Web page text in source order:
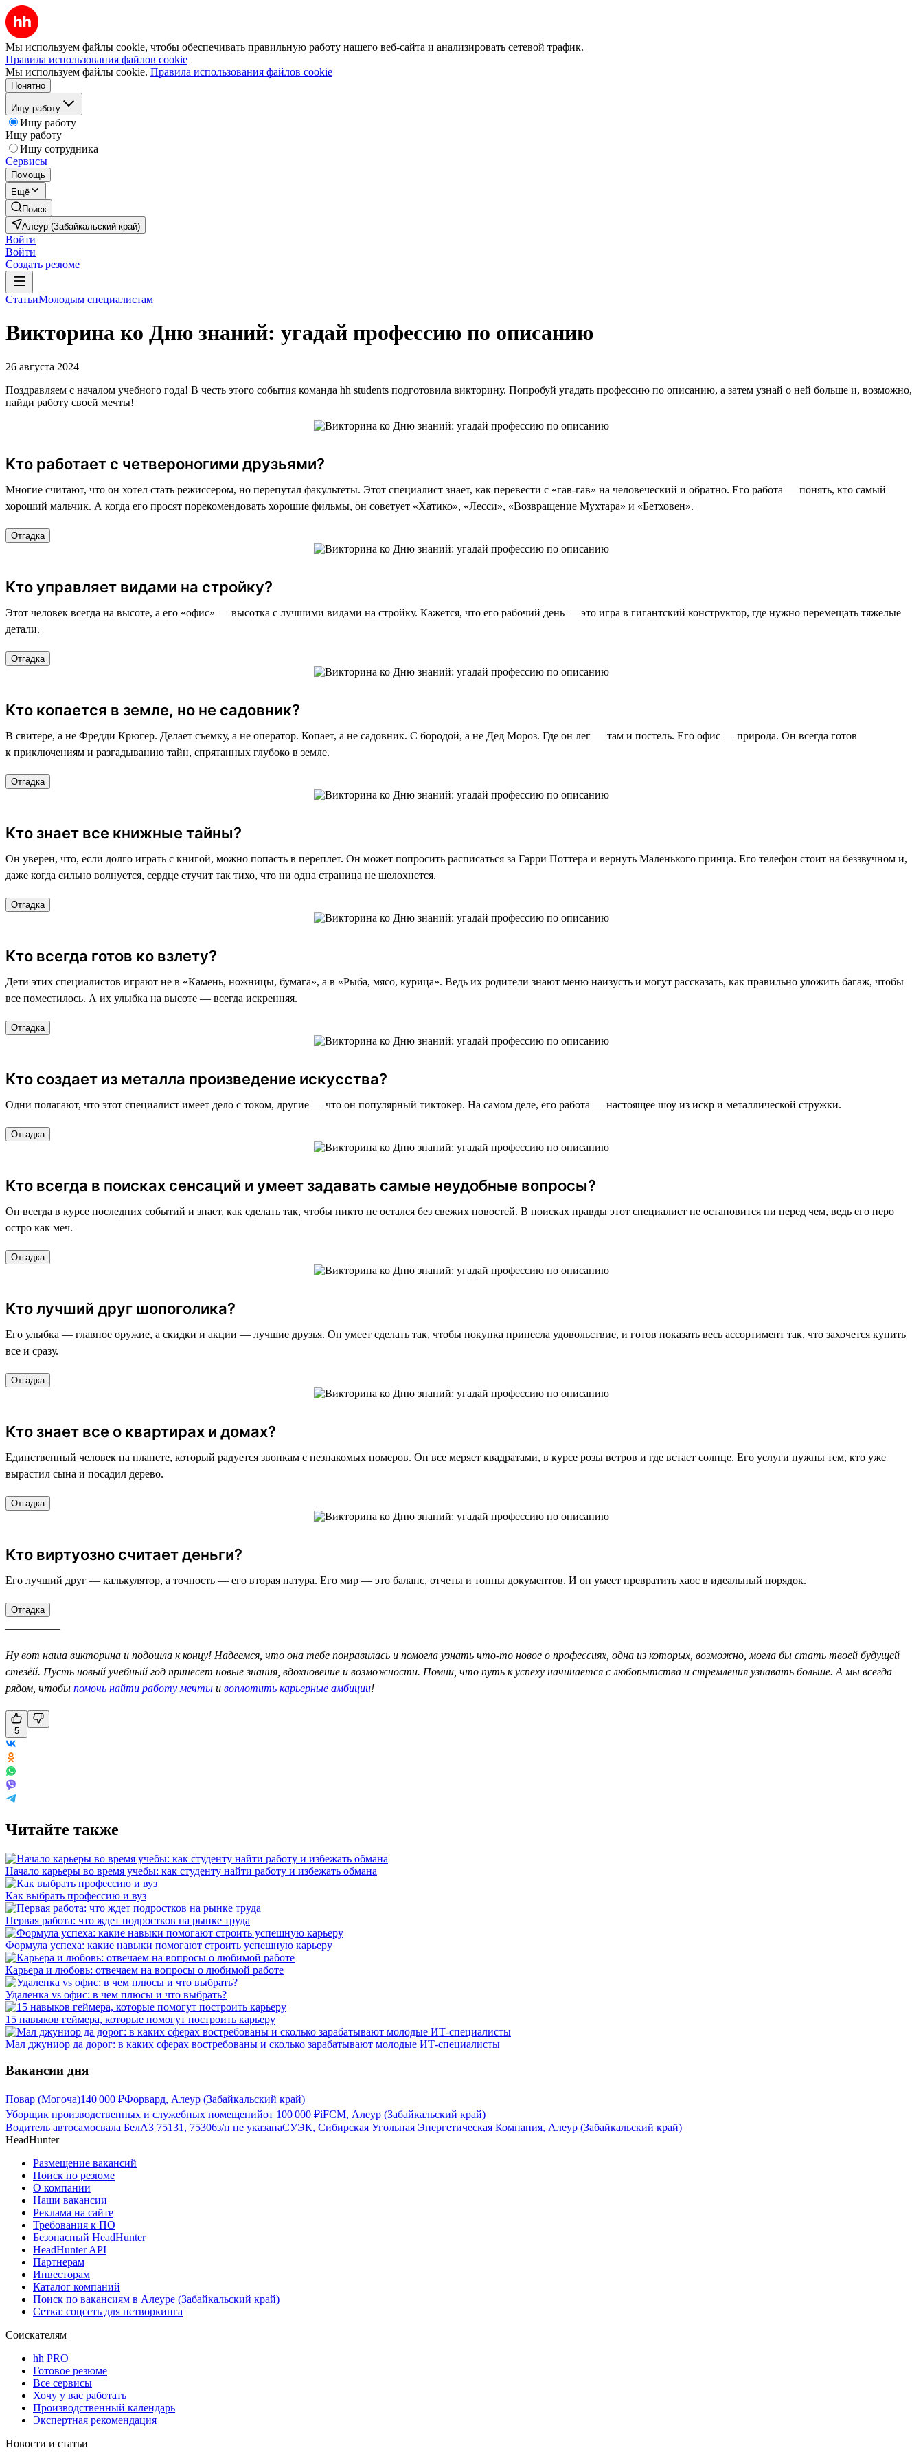
Мы используем файлы cookie, чтобы обеспечивать правильную работу нашего веб-сайта и анализировать сетевой трафик.
Правила использования файлов cookie
Мы используем файлы cookie. Правила использования файлов cookie
Понятно
Ищу работу
Ищу работу
Ищу работу
Ищу сотрудника
Сервисы
Помощь
Ещё
Поиск
Алеур (Забайкальский край)
Войти
Войти
Создать резюме
СтатьиМолодым специалистам
Викторина ко Дню знаний: угадай профессию по описанию
26 августа 2024
Поздравляем с началом учебного года! В честь этого события команда hh students подготовила викторину. Попробуй угадать профессию по описанию, а затем узнай о ней больше и, возможно,
найди работу своей мечты!
Кто работает с четвероногими друзьями?
Многие считают, что он хотел стать режиссером, но перепутал факультеты. Этот специалист знает, как перевести с «гав-гав» на человеческий и обратно. Его работа — понять, кто самый
хороший мальчик. А когда его просят порекомендовать хорошие фильмы, он советует «Хатико», «Лесси», «Возвращение Мухтара» и «Бетховен».
Отгадка
Кто управляет видами на стройку?
Этот человек всегда на высоте, а его «офис» — высотка с лучшими видами на стройку. Кажется, что его рабочий день — это игра в гигантский конструктор, где нужно перемещать тяжелые
детали.
Отгадка
Кто копается в земле, но не садовник?
В свитере, а не Фредди Крюгер. Делает съемку, а не оператор. Копает, а не садовник. С бородой, а не Дед Мороз. Где он лег — там и постель. Его офис — природа. Он всегда готов
к приключениям и разгадыванию тайн, спрятанных глубоко в земле.
Отгадка
Кто знает все книжные тайны?
Он уверен, что, если долго играть с книгой, можно попасть в переплет. Он может попросить расписаться за Гарри Поттера и вернуть Маленького принца. Его телефон стоит на беззвучном и,
даже когда сильно волнуется, сердце стучит так тихо, что ни одна страница не шелохнется.
Отгадка
Кто всегда готов ко взлету?
Дети этих специалистов играют не в «Камень, ножницы, бумага», а в «Рыба, мясо, курица». Ведь их родители знают меню наизусть и могут рассказать, как правильно уложить багаж, чтобы
все поместилось. А их улыбка на высоте — всегда искренняя.
Отгадка
Кто создает из металла произведение искусства?
Одни полагают, что этот специалист имеет дело с током, другие — что он популярный тиктокер. На самом деле, его работа — настоящее шоу из искр и металлической стружки.
Отгадка
Кто всегда в поисках сенсаций и умеет задавать самые неудобные вопросы?
Он всегда в курсе последних событий и знает, как сделать так, чтобы никто не остался без свежих новостей. В поисках правды этот специалист не остановится ни перед чем, ведь его перо
остро как меч.
Отгадка
Кто лучший друг шопоголика?
Его улыбка — главное оружие, а скидки и акции — лучшие друзья. Он умеет сделать так, чтобы покупка принесла удовольствие, и готов показать весь ассортимент так, что захочется купить
все и сразу.
Отгадка
Кто знает все о квартирах и домах?
Единственный человек на планете, который радуется звонкам с незнакомых номеров. Он все меряет квадратами, в курсе розы ветров и где встает солнце. Его услуги нужны тем, кто уже
вырастил сына и посадил дерево.
Отгадка
Кто виртуозно считает деньги?
Его лучший друг — калькулятор, а точность — его вторая натура. Его мир — это баланс, отчеты и тонны документов. И он умеет превратить хаос в идеальный порядок.
Отгадка
Ну вот наша викторина и подошла к концу! Надеемся, что она тебе понравилась и помогла узнать что-то новое о профессиях, одна из которых, возможно, могла бы стать твоей будущей
стезёй. Пусть новый учебный год принесет новые знания, вдохновение и возможности. Помни, что путь к успеху начинается с любопытства и стремления узнавать больше. А мы всегда
рядом, чтобы помочь найти работу мечты и воплотить карьерные амбиции!
5
Читайте также
Начало карьеры во время учебы: как студенту найти работу и избежать обмана
Как выбрать профессию и вуз
Первая работа: что ждет подростков на рынке труда
Формула успеха: какие навыки помогают строить успешную карьеру
Карьера и любовь: отвечаем на вопросы о любимой работе
Удаленка vs офис: в чем плюсы и что выбрать?
15 навыков геймера, которые помогут построить карьеру
Мал джуниор да дорог: в каких сферах востребованы и сколько зарабатывают молодые ИТ-специалисты
Вакансии дня
Повар (Могоча)140 000 ₽Форвард, Алеур (Забайкальский край)
Уборщик производственных и служебных помещенийот 100 000 ₽iFCM, Алеур (Забайкальский край)
Водитель автосамосвала БелАЗ 75131, 75306з/п не указанаСУЭК, Сибирская Угольная Энергетическая Компания, Алеур (Забайкальский край)
HeadHunter
Размещение вакансий
Поиск по резюме
О компании
Наши вакансии
Реклама на сайте
Требования к ПО
Безопасный HeadHunter
HeadHunter API
Партнерам
Инвесторам
Каталог компаний
Поиск по вакансиям в Алеуре (Забайкальский край)
Сетка: соцсеть для нетворкинга
Соискателям
hh PRO
Готовое резюме
Все сервисы
Хочу у вас работать
Производственный календарь
Экспертная рекомендация
Новости и статьи